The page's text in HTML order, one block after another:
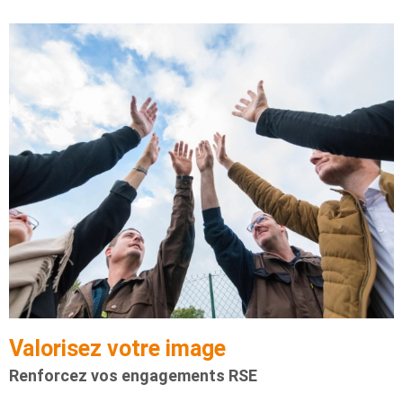
Valorisez votre image
Renforcez vos engagements RSE